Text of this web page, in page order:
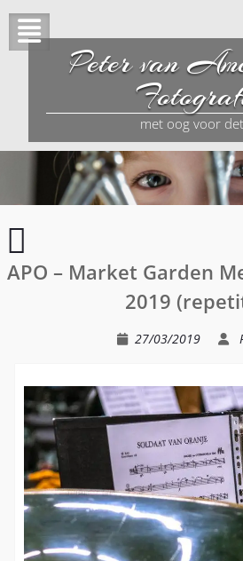
Peter van
met oog voor
Classic
APO – Market Garden
2019
27/03/2019